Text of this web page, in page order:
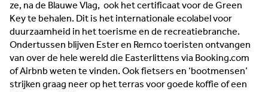
ze, na de Blauwe Vlag, ook het certificaat voor de Green
Key te behalen. Dit is het internationale ecolabel voor
duurzaamheid in het toerisme en de recreatiebranche.
Ondertussen blijven Ester en Remco toeristen ontvangen
van over de hele wereld die Easterlittens via Booking.com
of Airbnb weten te vinden. Ook fietsers en ‘bootmensen’
strijken graag neer op het terras voor goede koffie of een